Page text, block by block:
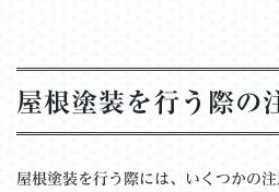
屋根塗装を行う際の
屋根塗装を行う際には、いくつかの注